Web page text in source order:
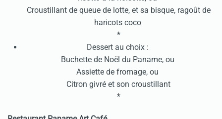
Croustillant de queue de lotte, et sa bisque, ragoût de
haricots coco
*
Dessert au choix :
Buchette de Noël du Paname, ou
Assiette de fromage, ou
Citron givré et son croustillant
*